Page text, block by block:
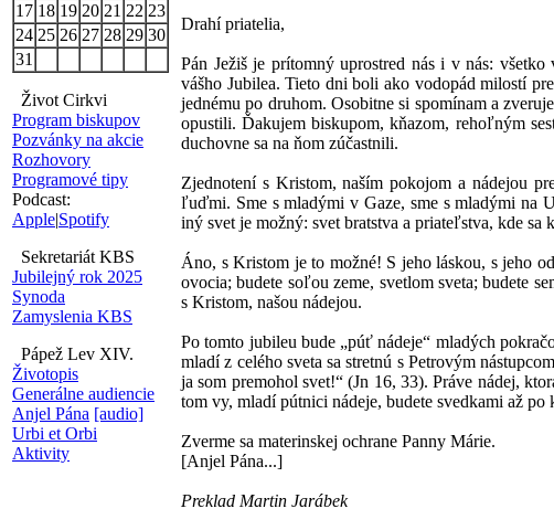
17 18 19 20 21 22 23
24 25 26 27 28 29 30
31
Život Cirkvi
Program biskupov
Pozvánky na akcie
Rozhovory
Programové tipy
Podcast:
Apple|Spotify
Sekretariát KBS
Jubilejný rok 2025
Synoda
Zamyslenia KBS
Pápež Lev XIV.
Životopis
Generálne audiencie
Anjel Pána [audio]
Urbi et Orbi
Aktivity
Drahí priatelia,
Pán Ježiš je prítomný uprostred nás i v nás:
vášho Jubilea. Tieto dni boli ako vodopád milostí
jednému po druhom. Osobitne si spomínam a
opustili. Ďakujem biskupom, kňazom, rehoľným
duchovne sa na ňom zúčastnili.
Zjednotení s Kristom, naším pokojom a nádejou
ľuďmi. Sme s mladými v Gaze, sme s mladými na
iný svet je možný: svet bratstva a priateľstva, kde
Áno, s Kristom je to možné! S jeho láskou, s jeho
ovocia; budete soľou zeme, svetlom sveta; budete
s Kristom, našou nádejou.
Po tomto jubileu bude „púť nádeje“ mladých
mladí z celého sveta sa stretnú s Petrovým
ja som premohol svet!“ (Jn 16, 33). Práve nádej,
tom vy, mladí pútnici nádeje, budete svedkami až
Zverme sa materinskej ochrane Panny Márie.
[Anjel Pána...]
Preklad Martin Jarábek